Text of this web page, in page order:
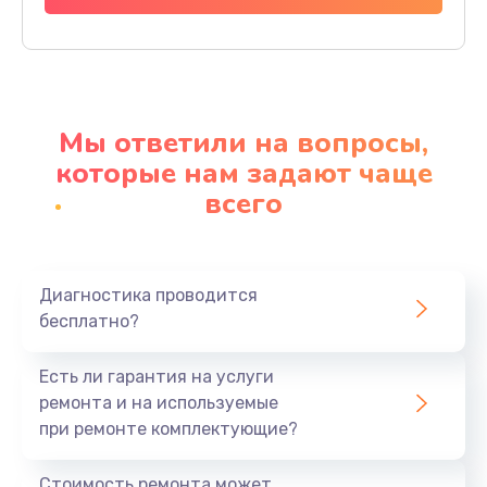
Заказать
Профилактическая чистка
Заказать
1440 руб.
Мы ответили на вопросы,
которые нам задают чаще
всего
Диагностика проводится
бесплатно?
Есть ли гарантия на услуги
ремонта и на используемые
при ремонте комплектующие?